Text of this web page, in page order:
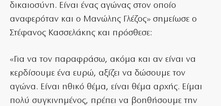
δικαιοσύνη. Είναι ένας αγώνας στον οποίο
αναφερόταν και ο Μανώλης Γλέζος» σημείωσε ο
Στέφανος Κασσελάκης και πρόσθεσε:
«Για να τον παραφράσω, ακόμα και αν είναι να
κερδίσουμε ένα ευρώ, αξίζει να δώσουμε τον
αγώνα. Είναι ηθικό θέμα, είναι θέμα αρχής. Είμαι
πολύ συγκινημένος, πρέπει να βοηθήσουμε την